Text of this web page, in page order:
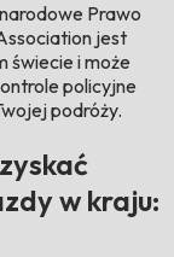
Prawo
jest
świecie i może
policyjne
podróży.
w kraju: